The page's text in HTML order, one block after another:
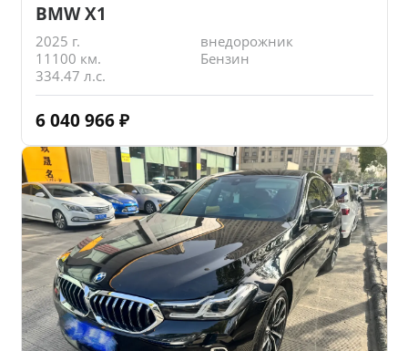
BMW X1
2025 г.
внедорожник
11100 км.
Бензин
334.47 л.с.
6 040 966 ₽